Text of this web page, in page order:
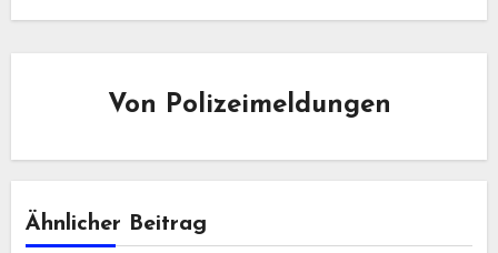
Von Polizeimeldungen
Ähnlicher Beitrag